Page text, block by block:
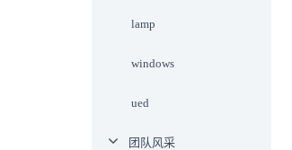
lamp
windows
ued
团队风采